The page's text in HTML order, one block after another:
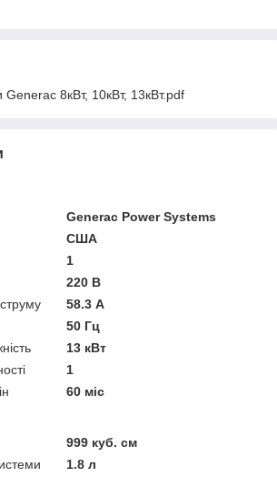
Generac 8кВт, 10кВт, 13кВт.pdf
Generac Power Systems
США
1
220 В
58.3 А
50 Гц
13 кВт
1
60 міс
999 куб. см
1.8 л